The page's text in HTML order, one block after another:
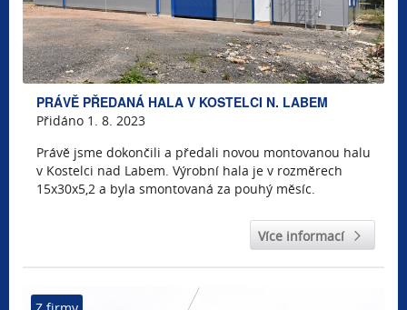
PRÁVĚ PŘEDANÁ HALA V KOSTELCI N. LABEM
Přidáno 1. 8. 2023
Právě jsme dokončili a předali novou montovanou halu
v Kostelci nad Labem. Výrobní hala je v rozměrech
15x30x5,2 a byla smontovaná za pouhý měsíc.
Více informací